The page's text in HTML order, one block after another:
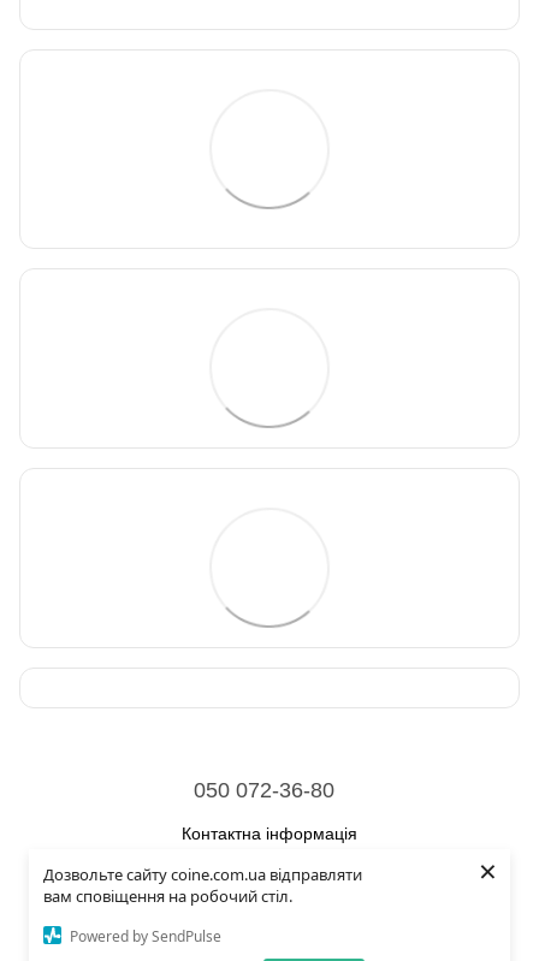
Дозвольте сайту coine.com.ua відправляти
вам сповіщення на робочий стіл.
Powered by SendPulse
×
050 072-36-80
Контактна інформація
Повна версія сайту
Рус Eng